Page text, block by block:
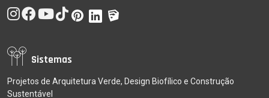
Sistemas
Projetos de Arquitetura Verde, Design Biofílico e Construção
Sustentável